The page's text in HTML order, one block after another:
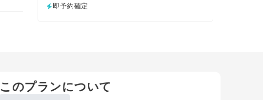
即予約確定
このプランについて